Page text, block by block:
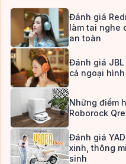
Đánh giá
làm tai nghe
an toàn
Đánh giá
cả ngoại
Những điểm
Roborock
Đánh giá
xinh, thông
sinh